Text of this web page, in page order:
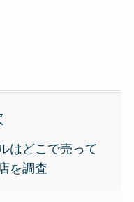
はどこで売って
を調査